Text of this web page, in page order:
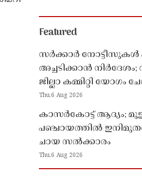
Featured
സർക്കാർ
അച്ചടിക്കാൻ
ജില്ലാ കമ്മിറ്റി യോഗം
Thu,6 Aug 2026
കാസർകോട്ട് ആദ്യം;
പഞ്ചായത്തിൽ
ചായ സൽക്കാരം
Thu,6 Aug 2026